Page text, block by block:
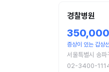
경찰병원
증상이 있는 갑상
서울특별시 송파
02-3400-